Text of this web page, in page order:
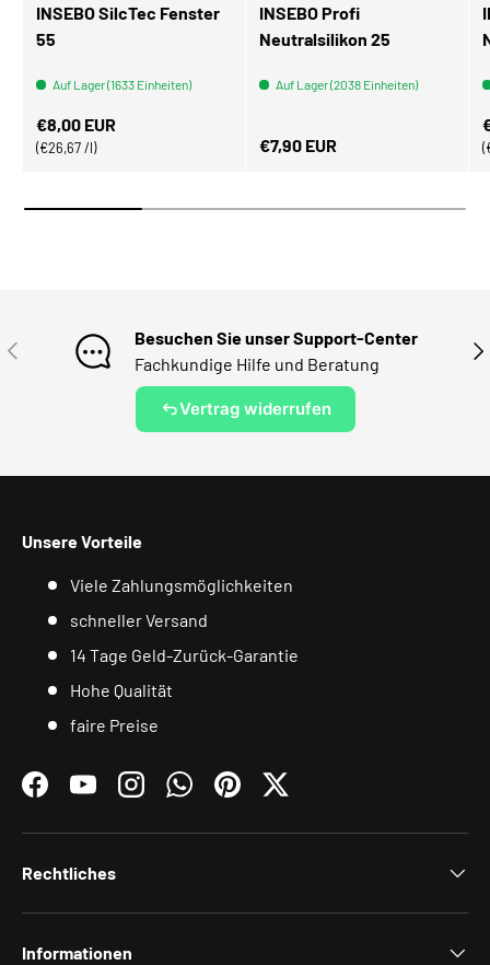
INSEBO SilcTec Fenster
55
Auf Lager (1633 Einheiten)
Normaler Preis
€8,00 EUR
Grundpreis
€26,67 /l
INSEBO Profi
Neutralsilikon 25
Auf Lager (2038 Einheiten)
Normaler Preis
€7,90 EUR
VORHERIGE
Besuchen Sie unser Support-Center
Fachkundige Hilfe und Beratung
Vertrag widerrufen
Unsere Vorteile
Viele Zahlungsmöglichkeiten
schneller Versand
14 Tage Geld-Zurück-Garantie
Hohe Qualität
faire Preise
FacebookYouTubeInstagramWhatsAppPinterestTwitter
Rechtliches
Informationen